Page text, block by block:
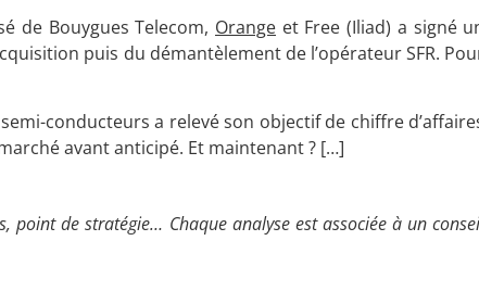
de Bouygues Telecom, Orange et Free (Iliad) a signé
puis du démantèlement de l’opérateur SFR.
conducteurs a relevé son objectif de chiffre
avant anticipé. Et maintenant ? […]
point de stratégie… Chaque analyse est associée à un